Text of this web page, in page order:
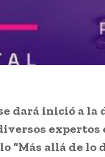
dará inició a la
“Más allá de lo